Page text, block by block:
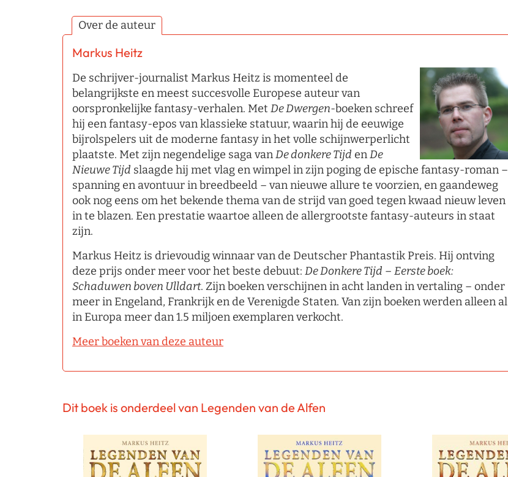
Over de auteur
Markus Heitz
De schrijver-journalist Markus Heitz is momenteel de
belangrijkste en meest succesvolle Europese auteur van
oorspronkelijke fantasy-verhalen. Met De Dwergen-boeken schreef
hij een fantasy-epos van klassieke statuur, waarin hij de eeuwige
bijrolspelers uit de moderne fantasy in het volle schijnwerperlicht
plaatste. Met zijn negendelige saga vanDe donkere Tijd enDe
Nieuwe Tijd slaagde hij met vlag en wimpel in zijn poging de epische fantasy-roman –
spanning en avontuur in breedbeeld – van nieuwe allure te voorzien, en gaandeweg
ook nog eens om het bekende thema van de strijd van goed tegen kwaad nieuw leven
in te blazen. Een prestatie waartoe alleen de allergrootste fantasy-auteurs in staat
zijn.
Markus Heitz is drievoudig winnaar van de Deutscher Phantastik Preis. Hij ontving
deze prijs onder meer voor het beste debuut: De Donkere Tijd – Eerste boek:
Schaduwen boven Ulldart. Zijn boeken verschijnen in acht landen in vertaling – onder
meer in Engeland, Frankrijk en de Verenigde Staten. Van zijn boeken werden alleen al
in Europa meer dan 1.5 miljoen exemplaren verkocht.
Meer boeken van deze auteur
Dit boek is onderdeel van Legenden van de Alfen